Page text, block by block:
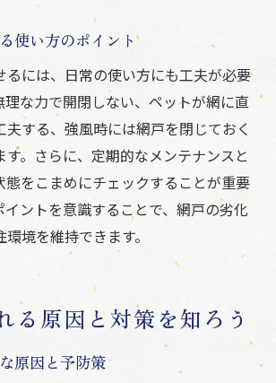
使い方のポイント
るには、日常の使い方にも工夫が必要
理な力で開閉しない、ペットが網に直
する、強風時には網戸を閉じておく
す。さらに、定期的なメンテナンスと
態をこまめにチェックすることが重要
イントを意識することで、網戸の劣化
境を維持できます。
る原因と対策を知ろう
原因と予防策